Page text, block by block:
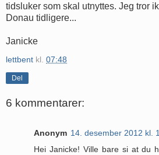
tidsluker som skal utnyttes. Jeg tror
Donau tidligere...
Janicke
lettbent kl. 07:48
Del
6 kommentarer:
Anonym 14. desember 2012 kl.
Hei Janicke! Ville bare si at du